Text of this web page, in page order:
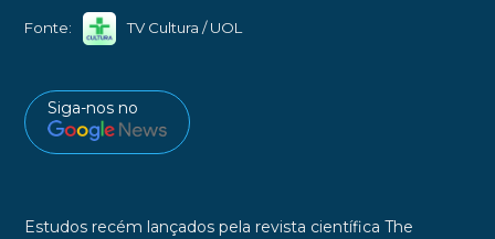
Fonte: TV Cultura / UOL
Siga-nos no
Estudos recém lançados pela revista científica The